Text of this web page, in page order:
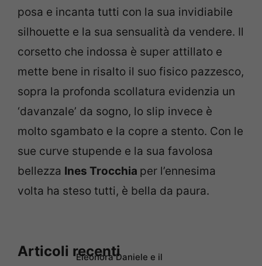
posa e incanta tutti con la sua invidiabile
silhouette e la sua sensualità da vendere. Il
corsetto che indossa è super attillato e
mette bene in risalto il suo fisico pazzesco,
sopra la profonda scollatura evidenzia un
‘davanzale’ da sogno, lo slip invece è
molto sgambato e la copre a stento. Con le
sue curve stupende e la sua favolosa
bellezza Ines Trocchia per l’ennesima
volta ha steso tutti, è bella da paura.
Articoli recentiEleonora Daniele e il